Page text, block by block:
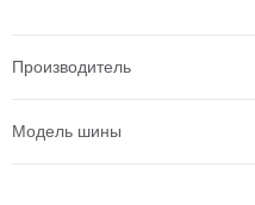
Производитель
Модель шины